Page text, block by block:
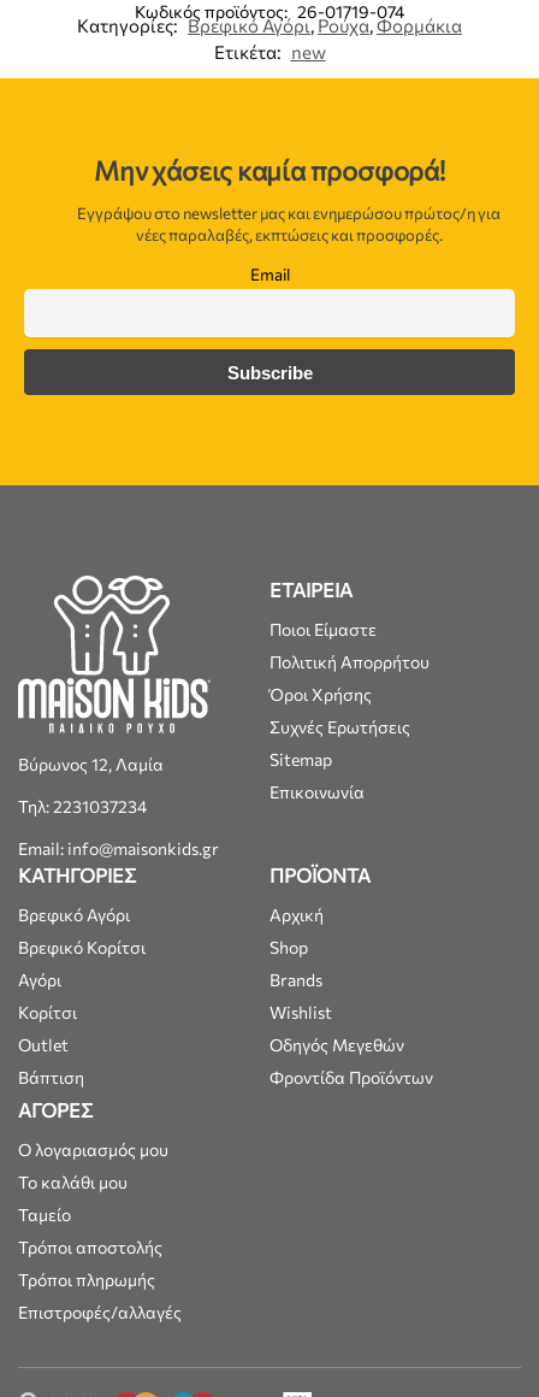
Κωδικός προϊόντος: 26-01719-074
Κατηγορίες: Βρεφικό Αγόρι,Ρούχα,Φορμάκια
Ετικέτα: new
Μην χάσεις καμία προσφορά!
Εγγράψου στο newsletter μας και ενημερώσου πρώτος/η για
νέες παραλαβές, εκπτώσεις και προσφορές.
Email
Βύρωνος 12, Λαμία
Τηλ: 2231037234
Email: info@maisonkids.gr
ΕΤΑΙΡΕΙΑ
Ποιοι Είμαστε
Πολιτική Απορρήτου
Όροι Χρήσης
Συχνές Ερωτήσεις
Sitemap
Επικοινωνία
ΚΑΤΗΓΟΡΙΕΣ
Βρεφικό Αγόρι
Βρεφικό Κορίτσι
Αγόρι
Κορίτσι
Outlet
Βάπτιση
ΠΡΟΪΟΝΤΑ
Αρχική
Shop
Brands
Wishlist
Οδηγός Μεγεθών
Φροντίδα Προϊόντων
ΑΓΟΡΕΣ
Ο λογαριασμός μου
Το καλάθι μου
Ταμείο
Τρόποι αποστολής
Τρόποι πληρωμής
Επιστροφές/αλλαγές